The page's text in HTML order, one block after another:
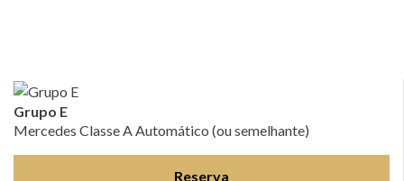
Grupo E
Mercedes Classe A Automático (ou semelhante)
Reserva